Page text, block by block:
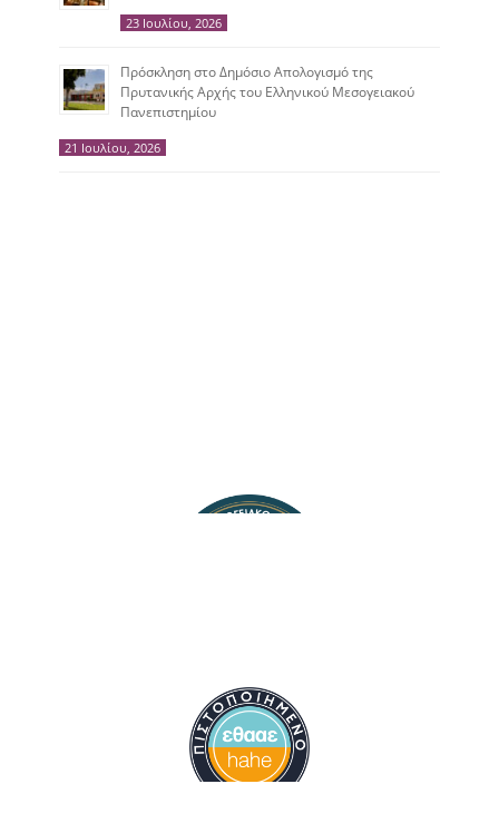
23 Ιουλίου, 2026
Πρόσκληση στο Δημόσιο Απολογισμό της
Πρυτανικής Αρχής του Ελληνικού Μεσογειακού
Πανεπιστημίου
21 Ιουλίου, 2026